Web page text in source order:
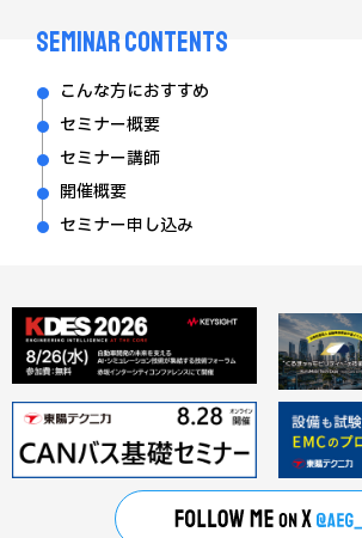
SEMINAR CONTENTS
こんな方におすすめ
セミナー概要
セミナー講師
開催概要
セミナー申し込み